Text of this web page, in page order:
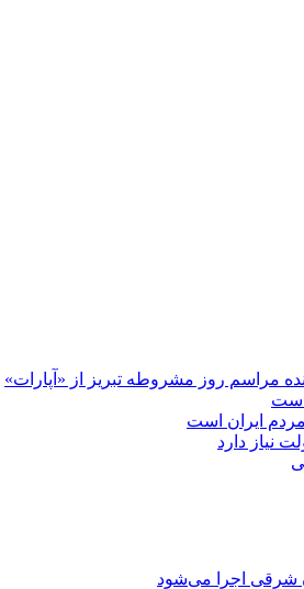
مراسم روز مشروطه تبریز از «آپارات»
است
مردم ایران است
نیاز دارد